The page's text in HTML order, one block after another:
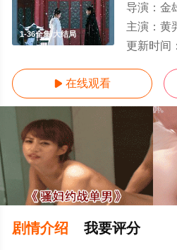
1-36全集/大结局
导演： 金
主演： 黄羿,任敏,钱
更新时间：
 在线观看
剧情介绍 我要评分